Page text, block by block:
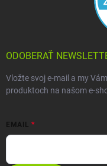
ODOBERAŤ
Vložte svoj e-mail a my
produktoch na našom e-
EMAIL